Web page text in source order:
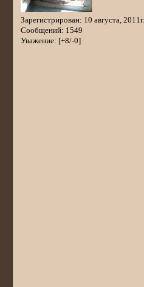
Зарегистрирован: 10 августа, 2011г.
Сообщений: 1549
Уважение: [+8/-0]